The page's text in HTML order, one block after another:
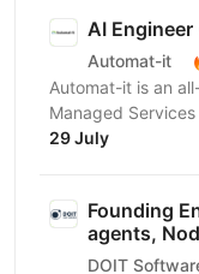
AI
Automat-it
Automat-it is an
Managed
ecosystem. With
29 July
Founding
agents,
DOIT